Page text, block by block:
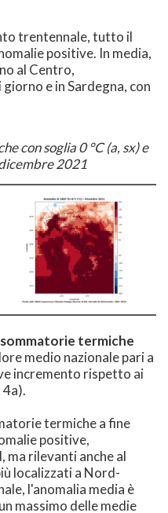
trentennale, tutto il
positive. In media,
al Centro,
e in Sardegna, con
con soglia 0 °C (a, sx) e
2021
sommatorie termiche
medio nazionale pari a
incremento rispetto ai
termiche a fine
positive,
ma rilevanti anche al
localizzati a Nord-
l'anomalia media è
massimo delle medie